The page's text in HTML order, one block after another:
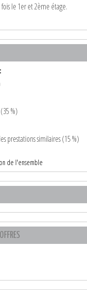
le 1er et 2ème étage.
%)
prestations similaires (15 %)
de l'ensemble